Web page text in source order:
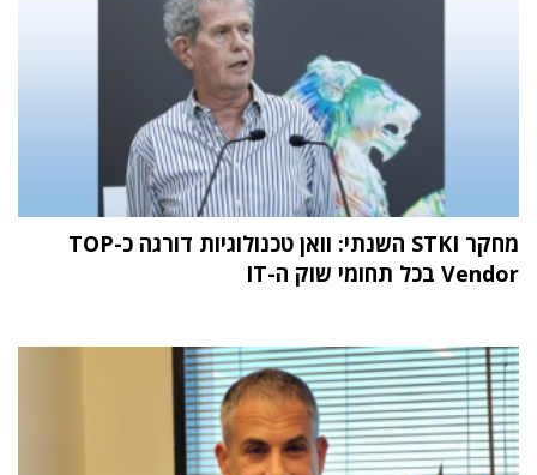
מחקר STKI השנתי: וואן טכנולוגיות דורגה כ-TOP
Vendor בכל תחומי שוק ה-IT